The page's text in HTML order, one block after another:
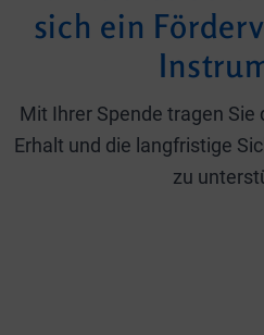
sich ein
Mit Ihrer Spende tragen Sie
Erhalt und die langfristige
zu